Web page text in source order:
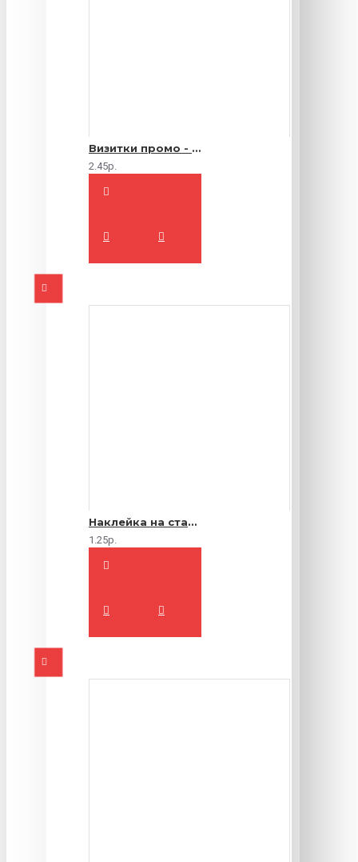
Визитки промо - 1000 шт.
2.45р.
Наклейка на стакан
1.25р.